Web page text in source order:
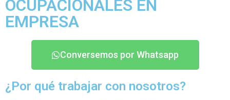
OCUPACIONALES EN
EMPRESA
Conversemos por Whatsapp
¿Por qué trabajar con nosotros?